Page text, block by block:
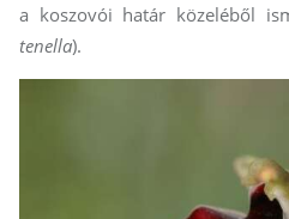
a koszovói határ közeléből
tenella).